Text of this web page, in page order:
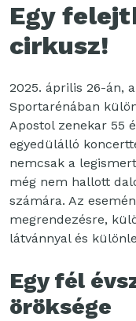
Egy
cirkusz!
2025. április 26-án,
Sportarénában
Apostol zenekar 55
egyedülálló
nemcsak a
még nem hallott
számára. Az
megrendezésre,
látvánnyal és
Egy fél
öröksége